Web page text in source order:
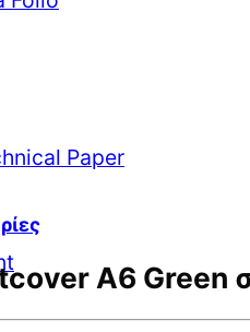
Paper
A6 Green